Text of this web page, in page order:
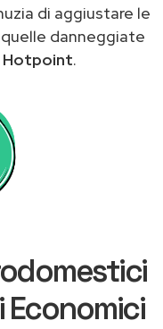
di aggiustare le
danneggiate
Hotpoint.
Economici